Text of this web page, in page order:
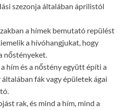
szezonja általában áprilistól
a hímek bemutató repülést
a hívóhangjukat, hogy
nőstényeket.
hím és a nőstény együtt építi a
fák vagy épületek ágai
rak, és mind a hím, mind a